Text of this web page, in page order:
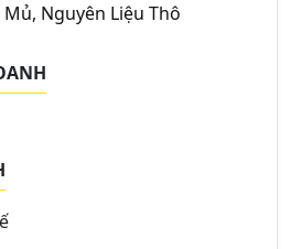
Mủ, Nguyên Liệu Thô